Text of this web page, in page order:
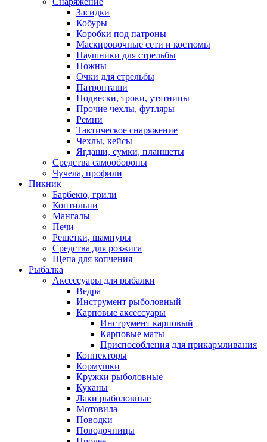
Засидки
Кобуры
Коробки под патроны
Маскировочные сети и костюмы
Наушники для стрельбы
Ножны
Очки для стрельбы
Патронташи
Подвески, троки, утятницы
Прочие чехлы, футляры
Ремни
Тактическое снаряжение
Чехлы, кейсы
Ягдаши, сумки, планшеты
Средства самообороны
Чучела, профили
Пикник
Барбекю, грили
Коптильни
Мангалы
Печи
Решетки, шампуры
Средства для розжига
Щепа для копчения
Рыбалка
Аксессуары для рыбалки
Ведра
Инструмент рыболовный
Карповые аксессуары
Инструмент карповый
Карповые маты
Приспособления для прикармливания
Коннекторы
Кормушки
Кружки рыболовные
Куканы
Лаки рыболовные
Мотовила
Поводки
Поводочницы